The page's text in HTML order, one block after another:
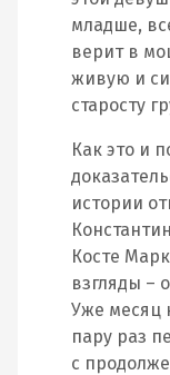
младше,
верит в
живую и
старосту
Как это и
истории
Косте
взгляды –
Уже месяц
пару раз
с